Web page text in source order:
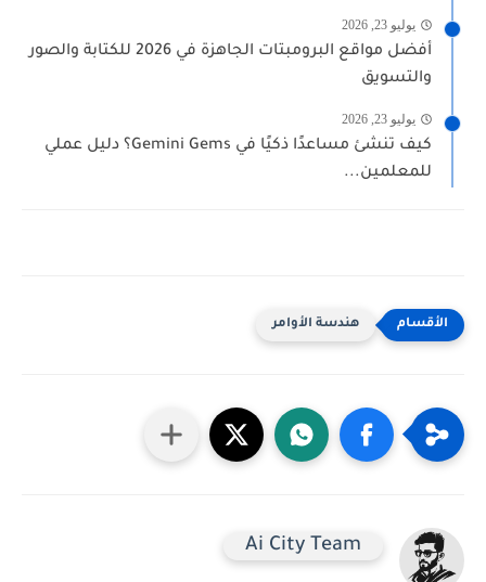
يوليو 23, 2026
أفضل مواقع البرومبتات الجاهزة في 2026 للكتابة والصور
والتسويق
يوليو 23, 2026
كيف تنشئ مساعدًا ذكيًا في Gemini Gems؟ دليل عملي
للمعلمين...
هندسة الأوامر
Ai City Team